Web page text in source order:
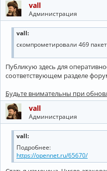
vall
Администрация
vall:
скомпрометировали 469
Публикую здесь для
соответствующем разделе
Будьте внимательны при
vall
Администрация
vall:
Подробнее:
https://opennet.ru/65670/